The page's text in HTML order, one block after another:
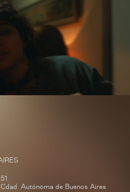
Autónoma de Buenos Aires